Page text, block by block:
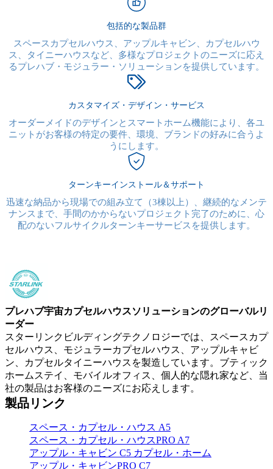
包括的な製品群
スペースカプセルハウス、アップルキャビン、カプセルハウ
ス、タイニーハウスなど、多様なプロジェクトのニーズに応え
るプレハブ・モジュラー・ソリューションを提供しています。
カスタマイズ・デザイン・サービス
オーダーメイドのデザインとスマートホーム機能により、各ユ
ニットがお客様の特定の要件、環境、ブランドの好みに合うよ
うにします。
ターンキーインストール＆サポート
迅速な納品から現場での組み立て（3棟以上）、継続的なメンテ
ナンスまで、手間のかからないプロジェクト完了のために、心
配のないフルサイクルターンキーサービスを提供します。
プレハブ宇宙カプセルハウスソリューションのグローバルリ
ーダー
スターリンクビルディングテクノロジーでは、スペースカプ
セルハウス、モジュラーカプセルハウス、アップルキャビ
ン、カプセルタイニーハウスを製造しています。ブティック
ホームステイ、モバイルオフィス、個人的な隠れ家など、当
社の製品はお客様のニーズにお応えします。
製品リンク
スペース・カプセル・ハウス A5
スペース・カプセル・ハウスPRO A7
アップル・キャビン C5 カプセル・ホーム
アップル・キャビンPRO C7